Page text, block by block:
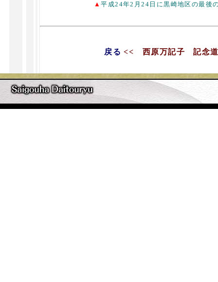
▲平成24年2月24日に黒崎地区の最後
戻る << 西原万記子 記念